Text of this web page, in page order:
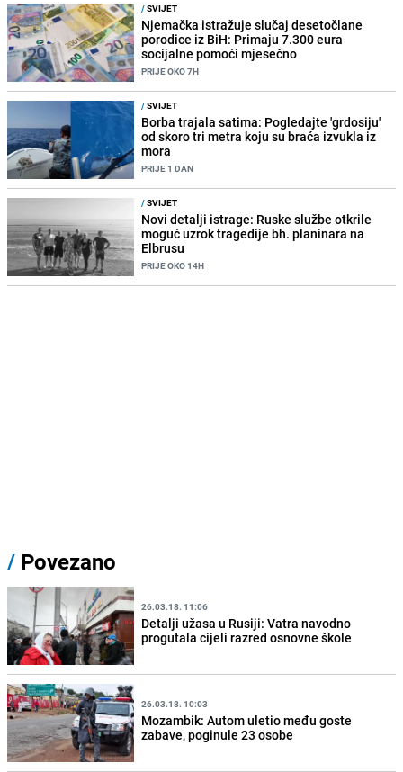
/SVIJET
Njemačka istražuje slučaj desetočlane
porodice iz BiH: Primaju 7.300 eura
socijalne pomoći mjesečno
PRIJE OKO 7H
/SVIJET
Borba trajala satima: Pogledajte 'grdosiju'
od skoro tri metra koju su braća izvukla iz
mora
PRIJE 1 DAN
/SVIJET
Novi detalji istrage: Ruske službe otkrile
moguć uzrok tragedije bh. planinara na
Elbrusu
PRIJE OKO 14H
/ Povezano
26.03.18. 11:06
Detalji užasa u Rusiji: Vatra navodno
progutala cijeli razred osnovne škole
26.03.18. 10:03
Mozambik: Autom uletio među goste
zabave, poginule 23 osobe